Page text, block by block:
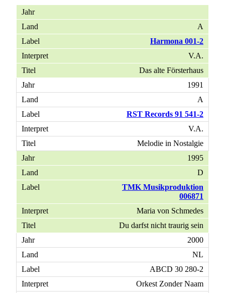
A
Harmona 001-2
V.A.
Das alte Försterhaus
1991
A
RST Records 91 541-2
V.A.
Melodie in Nostalgie
1995
D
TMK Musikproduktion
006871
Maria von Schmedes
Du darfst nicht traurig sein
2000
NL
ABCD 30 280-2
Orkest Zonder Naam